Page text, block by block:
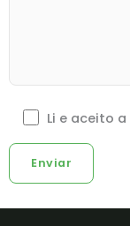
Li e aceito a